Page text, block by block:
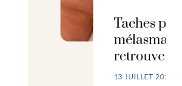
Taches
mélasma :
retrouver
13 JUILLET 2026 —